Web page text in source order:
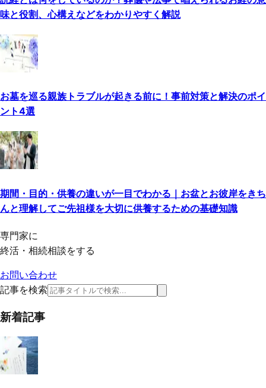
味と役割、心構えなどをわかりやすく解説
お墓を巡る親族トラブルが起きる前に！事前対策と解決のポイ
ント4選
期間・目的・供養の違いが一目でわかる｜お盆とお彼岸をきち
んと理解してご先祖様を大切に供養するための基礎知識
専門家に
終活・相続相談をする
お問い合わせ
記事を検索
新着記事